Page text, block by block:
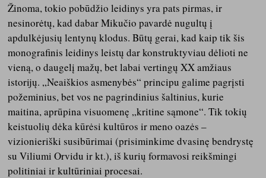
Žinoma, tokio pobūdžio leidinys yra pats pirmas, ir
nesinorėtų, kad dabar Mikučio pavardė nugultų į
apdulkėjusių lentynų klodus. Būtų gerai, kad kaip tik šis
monografinis leidinys leistų dar konstruktyviau dėlioti ne
vieną, o daugelį mažų, bet labai vertingų XX amžiaus
istorijų. „Neaiškios asmenybės“ principu galime pagrįsti
požeminius, bet vos ne pagrindinius šaltinius, kurie
maitina, aprūpina visuomenę „kritine sąmone“. Tik tokių
keistuolių dėka kūrėsi kultūros ir meno oazės –
vizionieriški susibūrimai (prisiminkime dvasinę bendrystę
su Viliumi Orvidu ir kt.), iš kurių formavosi reikšmingi
politiniai ir kultūriniai procesai.